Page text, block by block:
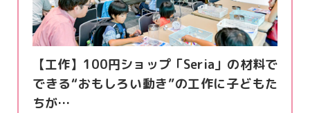
【工作】100円ショップ「Seria」の材料で
できる“おもしろい動き”の工作に子どもた
ちが…